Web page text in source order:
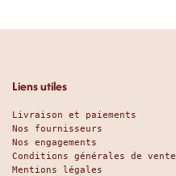
Liens utiles
Livraison et paiements
Nos fournisseurs
Nos engagements
Conditions générales de vente
Mentions légales